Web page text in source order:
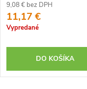
9,08 € bez DPH
11,17 €
Vypredané
DO KOŠÍKA